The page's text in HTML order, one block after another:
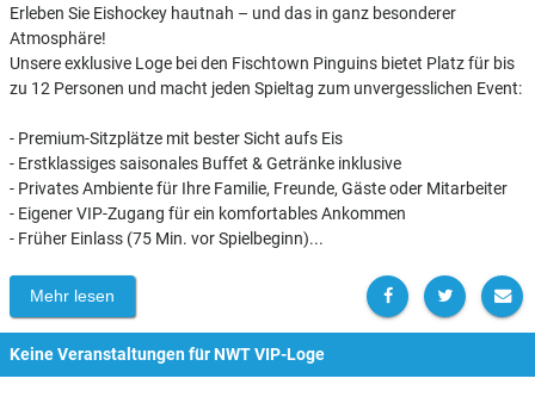
Erleben Sie Eishockey hautnah – und das in ganz besonderer
Atmosphäre!
Unsere exklusive Loge bei den Fischtown Pinguins bietet Platz für bis
zu 12 Personen und macht jeden Spieltag zum unvergesslichen Event:
- Premium-Sitzplätze mit bester Sicht aufs Eis
- Erstklassiges saisonales Buffet & Getränke inklusive
- Privates Ambiente für Ihre Familie, Freunde, Gäste oder Mitarbeiter
- Eigener VIP-Zugang für ein komfortables Ankommen
- Früher Einlass (75 Min. vor Spielbeginn)...
Mehr lesen
Keine Veranstaltungen für NWT VIP-Loge